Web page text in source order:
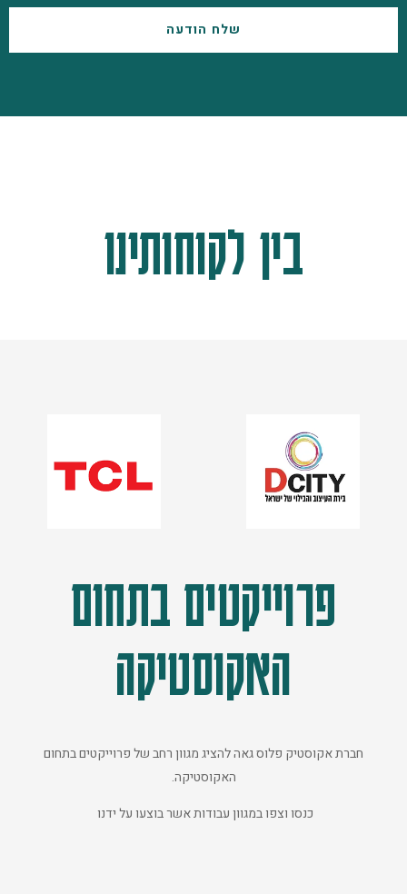
שלח הודעה
בין לקוחותינו
פרוייקטים בתחום
האקוסטיקה
חברת אקוסטיק פלוס גאה להציג מגוון רחב של פרוייקטים בתחום
האקוסטיקה.
כנסו וצפו במגוון עבודות אשר בוצעו על ידנו